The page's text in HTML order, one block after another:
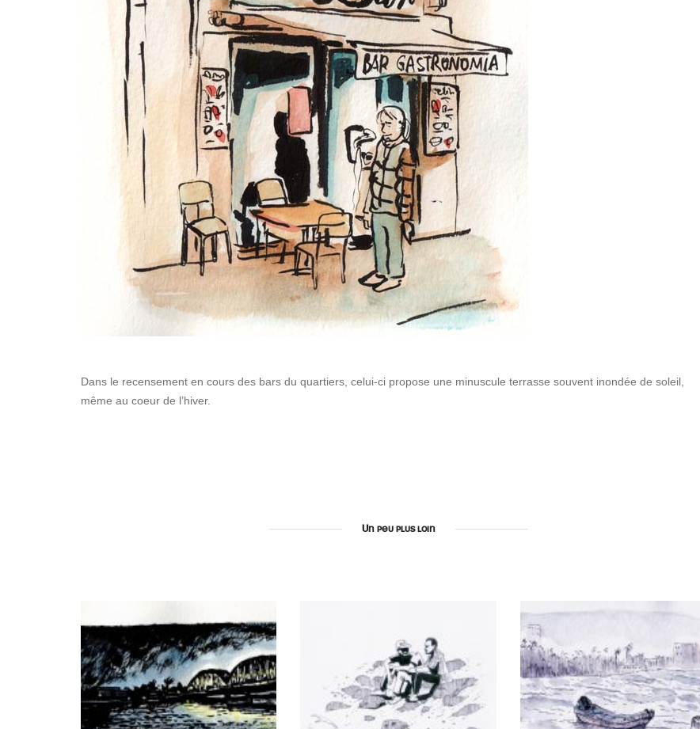
Dans le recensement en cours des bars du quartiers, celui-ci propose une minuscule terrasse souvent inondée de soleil,
même au coeur de l’hiver.
Un peu plus loin